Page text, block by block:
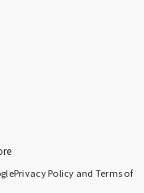
Privacy Policy and Terms of